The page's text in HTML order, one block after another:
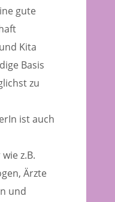
gute
Kita
Basis
zu
ist auch
z.B.
Ärzte
und